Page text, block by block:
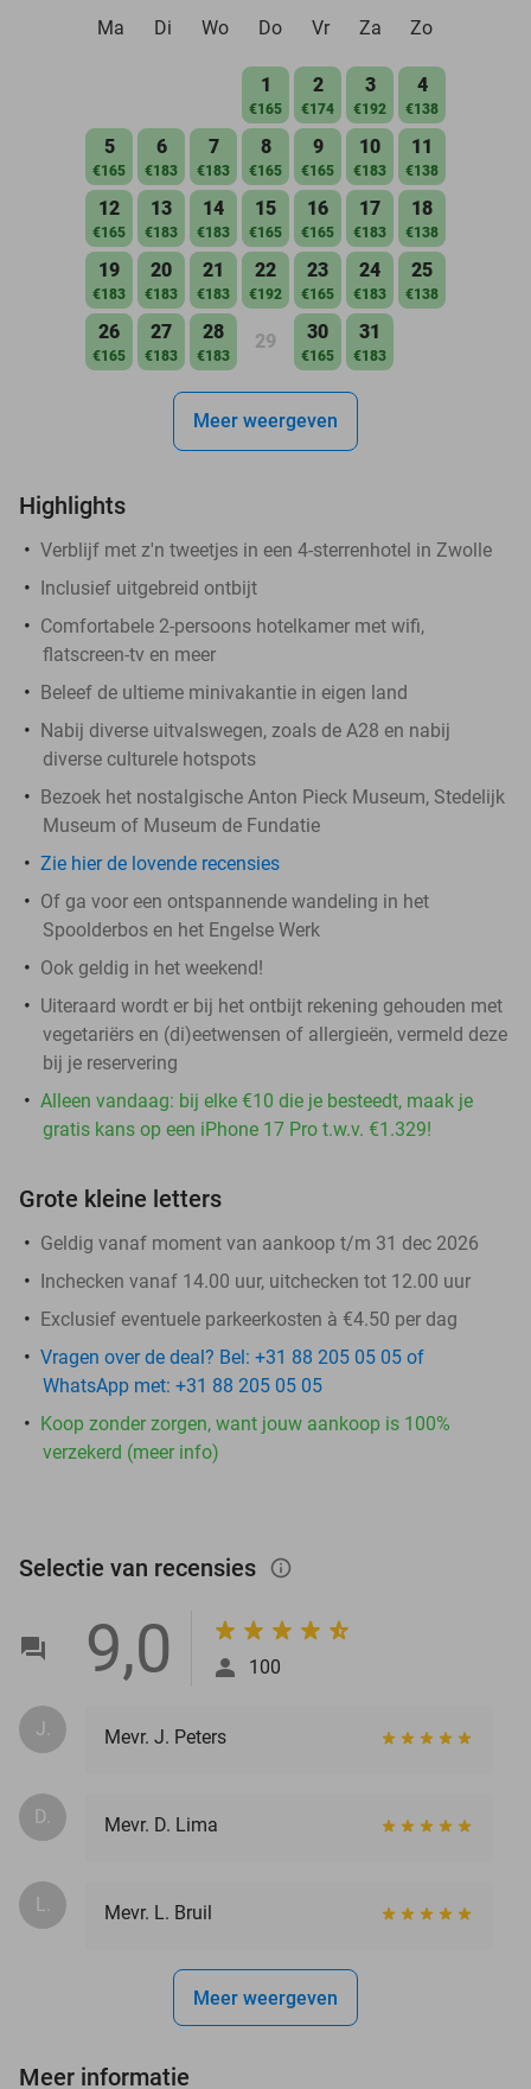
Ma
Di Wo Do Vr Za Zo
1
€165
2
€174
3
€192
4
€138
5
€165
6
€183
7
€183
8
€165
9
€165
10
€183
11
€138
12
€165
13
€183
14
€183
15
€165
16
€165
17
€183
18
€138
19
€183
20
€183
21
€183
22
€192
23
€165
24
€183
25
€138
26
€165
27
€183
28
€183
29 30
€165
31
€183
Meer weergeven
Highlights
Verblijf met z'n tweetjes in een 4-sterrenhotel in Zwolle
Inclusief uitgebreid ontbijt
Comfortabele 2-persoons hotelkamer met wifi,
flatscreen-tv en meer
Beleef de ultieme minivakantie in eigen land
Nabij diverse uitvalswegen, zoals de A28 en nabij
diverse culturele hotspots
Bezoek het nostalgische Anton Pieck Museum, Stedelijk
Museum of Museum de Fundatie
Zie hier de lovende recensies
Of ga voor een ontspannende wandeling in het
Spoolderbos en het Engelse Werk
Ook geldig in het weekend!
Uiteraard wordt er bij het ontbijt rekening gehouden met
vegetariërs en (di)eetwensen of allergieën, vermeld deze
bij je reservering
Alleen vandaag: bij elke €10 die je besteedt, maak je
gratis kans op een iPhone 17 Pro t.w.v. €1.329!
Grote kleine letters
Geldig vanaf moment van aankoop t/m 31 dec 2026
Inchecken vanaf 14.00 uur, uitchecken tot 12.00 uur
Exclusief eventuele parkeerkosten à €4.50 per dag
Vragen over de deal? Bel: +31 88 205 05 05 of
WhatsApp met: +31 88 205 05 05
Koop zonder zorgen, want jouw aankoop is 100%
verzekerd (meer info)
Selectie van recensies info_outlined
9,0 100
J. Mevr. J. Peters
D. Mevr. D. Lima
L. Mevr. L. Bruil
Meer weergeven
Meer informatie